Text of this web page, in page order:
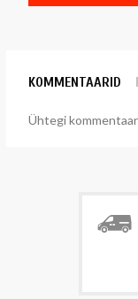
KOMMENTAARID
Ühtegi